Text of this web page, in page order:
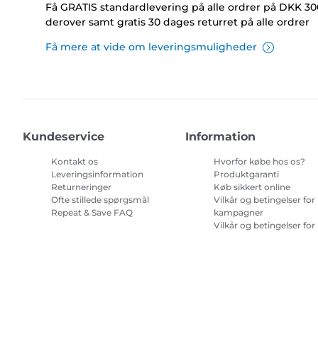
Få GRATIS standardlevering på alle ordrer på DKK
derover samt gratis 30 dages returret på alle ordrer
Få mere at vide om leveringsmuligheder
Kundeservice
Kontakt os
Leveringsinformation
Returneringer
Ofte stillede spørgsmål
Repeat & Save FAQ
Information
Hvorfor købe hos os?
Produktgaranti
Køb sikkert online
Vilkår og betingelser for
kampagner
Vilkår og betingelser for